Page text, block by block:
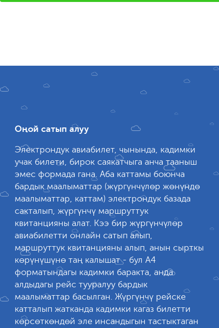
Оңой сатып алуу
Электрондук авиабилет, чынында, кадимки
учак билети, бирок саякатчыга анча тааныш
эмес формада гана. Аба каттамы боюнча
бардык маалыматтар (жүргүнчүлөр жөнүндө
маалыматтар, каттам) электрондук базада
сакталып, жүргүнчү маршруттук
квитанцияны алат. Кээ бир жүргүнчүлөр
авиабилетти онлайн сатып алып,
маршруттук квитанцияны алып, анын сырткы
көрүнүшүнө таң калышат - бул А4
форматындагы кадимки баракта, анда
алдыдагы рейс тууралуу бардык
маалыматтар басылган. Жүргүнчү рейске
катталып жатканда кадимки кагаз билетти
көрсөткөндөй эле инсандыгын тастыктаган